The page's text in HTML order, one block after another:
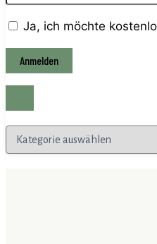
Ja, ich möchte
Kategorien